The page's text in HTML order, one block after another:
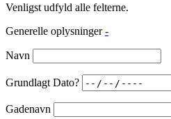
Venligst udfyld alle felterne.
Generelle oplysninger -
Navn
Grundlagt Dato?
Gadenavn